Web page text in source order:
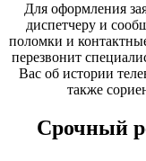
Для оформления
диспетчеру и
поломки и
перезвонит
Вас об истории
также
Срочный